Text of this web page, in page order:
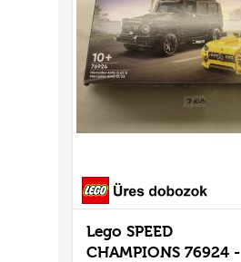
Lego SPEED
CHAMPIONS 76924 -